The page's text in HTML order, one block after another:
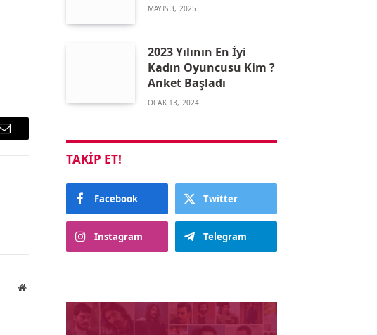
Email
Website
MAYIS 3, 2025
2023 Yılının En İyi
Kadın Oyuncusu Kim ?
Anket Başladı
OCAK 13, 2024
TAKIP ET!
Facebook Twitter
Instagram Telegram